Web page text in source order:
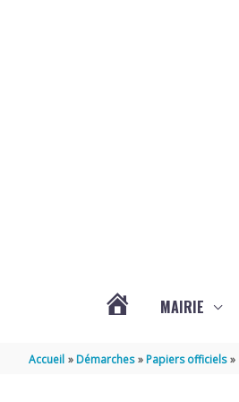
MAIRIE
Accueil Démarches Papiers officiels